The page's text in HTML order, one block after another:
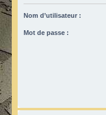
Nom d’utilisateur :
Mot de passe :